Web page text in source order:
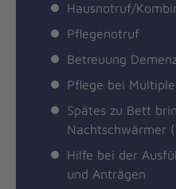
Hausnotruf/
Pflegenotruf
Betreuung
Pflege bei
Spätes zu Bett
Nachtschwärmer
Hilfe bei der
und Anträgen